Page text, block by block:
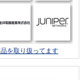
を取り扱ってます